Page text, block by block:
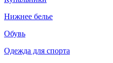
Нижнее белье
Обувь
Одежда для спорта